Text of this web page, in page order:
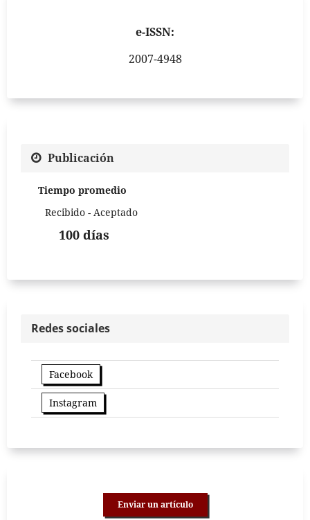
e-ISSN:
2007-4948
Publicación
Tiempo promedio
Recibido - Aceptado
100 días
Redes sociales
Facebook
Instagram
Enviar un artículo